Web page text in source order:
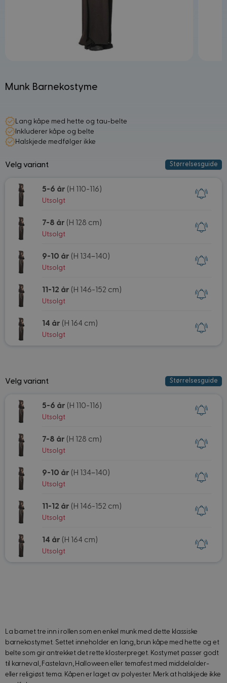
Munk Barnekostyme
Lang kåpe med hette og tau-belte
Inkluderer kåpe og belte
Halskjede medfølger ikke
Velg variant Størrelsesguide
5-6 år (H 110-116)
Utsolgt
7-8 år (H 128 cm)
Utsolgt
9-10 år (H 134–140)
Utsolgt
11-12 år (H 146-152 cm)
Utsolgt
14 år (H 164 cm)
Utsolgt
Velg variant Størrelsesguide
5-6 år (H 110-116)
Utsolgt
7-8 år (H 128 cm)
Utsolgt
9-10 år (H 134–140)
Utsolgt
11-12 år (H 146-152 cm)
Utsolgt
14 år (H 164 cm)
Utsolgt
La barnet tre inn i rollen som en enkel munk med dette klassiske
barnekostymet. Settet inneholder en lang, brun kåpe med hette og et
belte som gir antrekket det rette klosterpreget. Kostymet passer godt
til karneval, Fastelavn, Halloween eller temafest med middelalder-
eller religiøst tema. Kåpen er laget av polyester. Merk at halskjede ikke